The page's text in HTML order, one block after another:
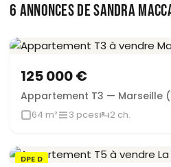
6 ANNONCES DE SANDRA
125 000 €
Appartement T3 — Marseille
64 m² 3 pces 2 ch.
DPE D